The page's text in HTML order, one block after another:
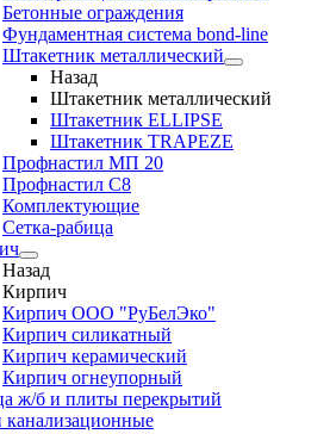
Бетонные ограждения
Фундаментная система bond-line
Штакетник металлический
Назад
Штакетник металлический
Штакетник ELLIPSE
Штакетник TRAPEZE
Профнастил МП 20
Профнастил С8
Комплектующие
Сетка-рабица
Назад
Кирпич
Кирпич ООО "РуБелЭко"
Кирпич силикатный
Кирпич керамический
Кирпич огнеупорный
ж/б и плиты перекрытий